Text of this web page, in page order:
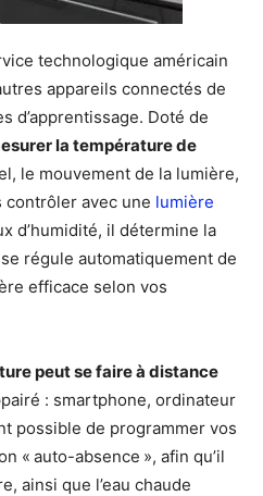
technologique américain
appareils connectés de
d’apprentissage. Doté de
la température de
le mouvement de la lumière,
contrôler avec une lumière
d’humidité, il détermine la
régule automatiquement de
efficace selon vos
peut se faire à distance
: smartphone, ordinateur
possible de programmer vos
« auto-absence », afin qu’il
ainsi que l’eau chaude